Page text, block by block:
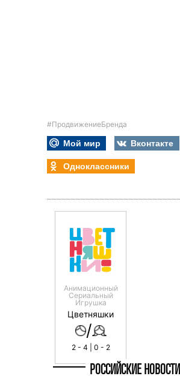
#ПродвижениеБренда
Мой мир
Вконтакте
Одноклассники
Анимационный
Сериальный
Игрушка
Цветняшки
/
2 - 4 | 0 - 2
РОССИЙСКИЕ НОВОСТИ